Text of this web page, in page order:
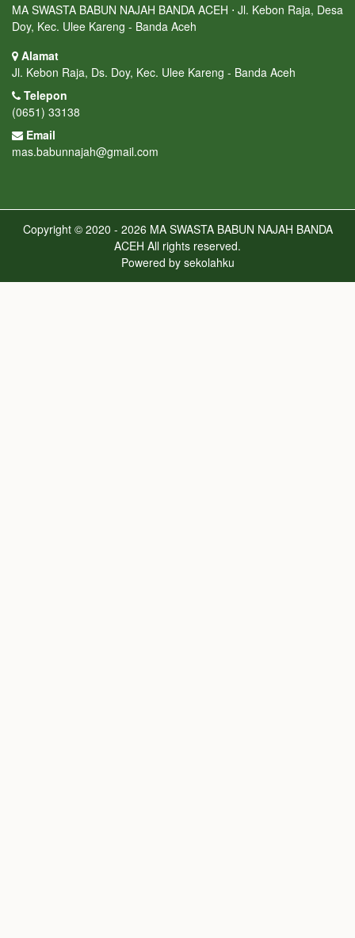
MA SWASTA BABUN NAJAH BANDA ACEH ⋅ Jl. Kebon Raja, Desa
Doy, Kec. Ulee Kareng - Banda Aceh
Alamat
Jl. Kebon Raja, Ds. Doy, Kec. Ulee Kareng - Banda Aceh
Telepon
(0651) 33138
Email
mas.babunnajah@gmail.com
Copyright © 2020 - 2026 MA SWASTA BABUN NAJAH BANDA
ACEH All rights reserved.
Powered by sekolahku